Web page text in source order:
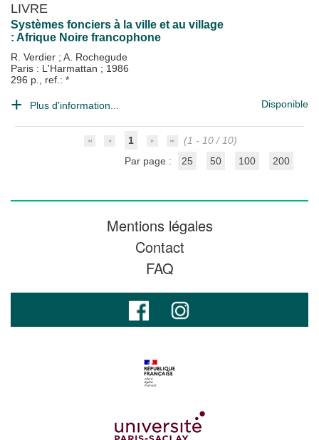
LIVRE
Systèmes fonciers à la ville et au village
: Afrique Noire francophone
R. Verdier ; A. Rochegude
Paris : L'Harmattan ; 1986
296 p., ref.: *
Plus d'information... Disponible
1
(1 - 10 / 10)
Par page :
25 50 100 200
Mentions légales
Contact
FAQ